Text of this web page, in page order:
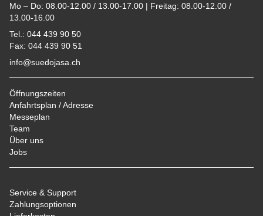
Mo – Do: 08.00-12.00 / 13.00-17.00 | Freitag: 08.00-12.00 /
13.00-16.00
Tel.: 044 439 90 50
Fax: 044 439 90 51
info@suedojasa.ch
Öffnungszeiten
Anfahrtsplan / Adresse
Messeplan
Team
Über uns
Jobs
Service & Support
Zahlungsoptionen